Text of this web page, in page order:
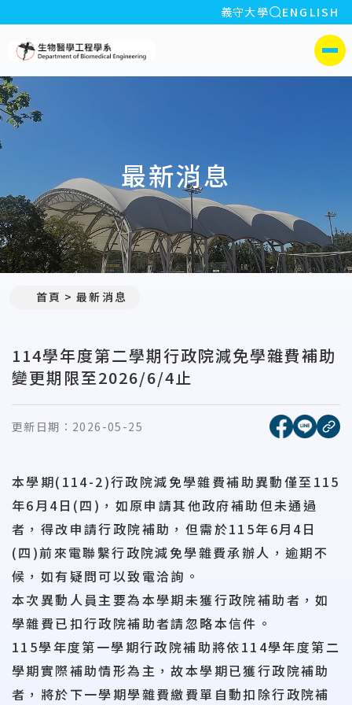
:::
義守大學 全站搜索
ENGLISH
側選單
最新消息
首頁 最新消息
114學年度第二學期行政院減免學雜費補助
變更期限至2026/6/4止
更新日期： 2026-05-25 [另開新
[另開
複
本學期(114-2)行政院減免學雜費補助異動僅至115
年6月4日(四)，如原申請其他政府補助但未通過
者，得改申請行政院補助，但需於115年6月4日
(四)前來電聯繫行政院減免學雜費承辦人，逾期不
候，如有疑問可以致電洽詢。
本次異動人員主要為本學期未獲行政院補助者，如
學雜費已扣行政院補助者請忽略本信件。
115學年度第一學期行政院補助將依114學年度第二
學期實際補助情形為主，故本學期已獲行政院補助
者，將於下一學期學雜費繳費單自動扣除行政院補